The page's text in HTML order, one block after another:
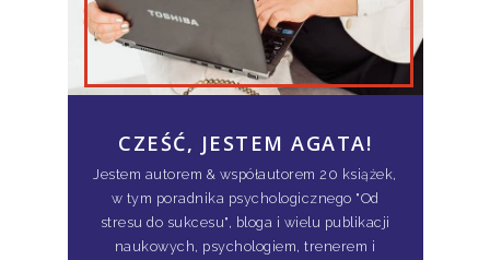
CZEŚĆ, JESTEM AGATA!
Jestem autorem & współautorem 20 książek,
w tym poradnika psychologicznego "Od
stresu do sukcesu", bloga i wielu publikacji
naukowych, psychologiem, trenerem i